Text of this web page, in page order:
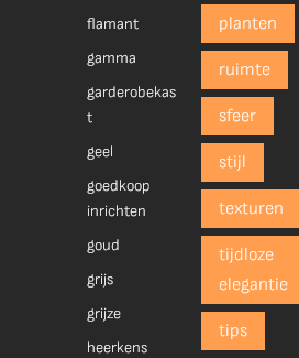
flamant
gamma
garderobekas
t
geel
goedkoop
inrichten
goud
grijs
grijze
heerkens
planten
ruimte
sfeer
stijl
texturen
tijdloze
elegantie
tips